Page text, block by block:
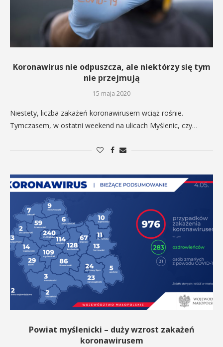
Koronawirus nie odpuszcza, ale niektórzy się tym
nie przejmują
15 maja 2020
Niestety, liczba zakażeń koronawirusem wciąż rośnie.
Tymczasem, w ostatni weekend na ulicach Myślenic, czy…
Powiat myślenicki – duży wzrost zakażeń
koronawirusem